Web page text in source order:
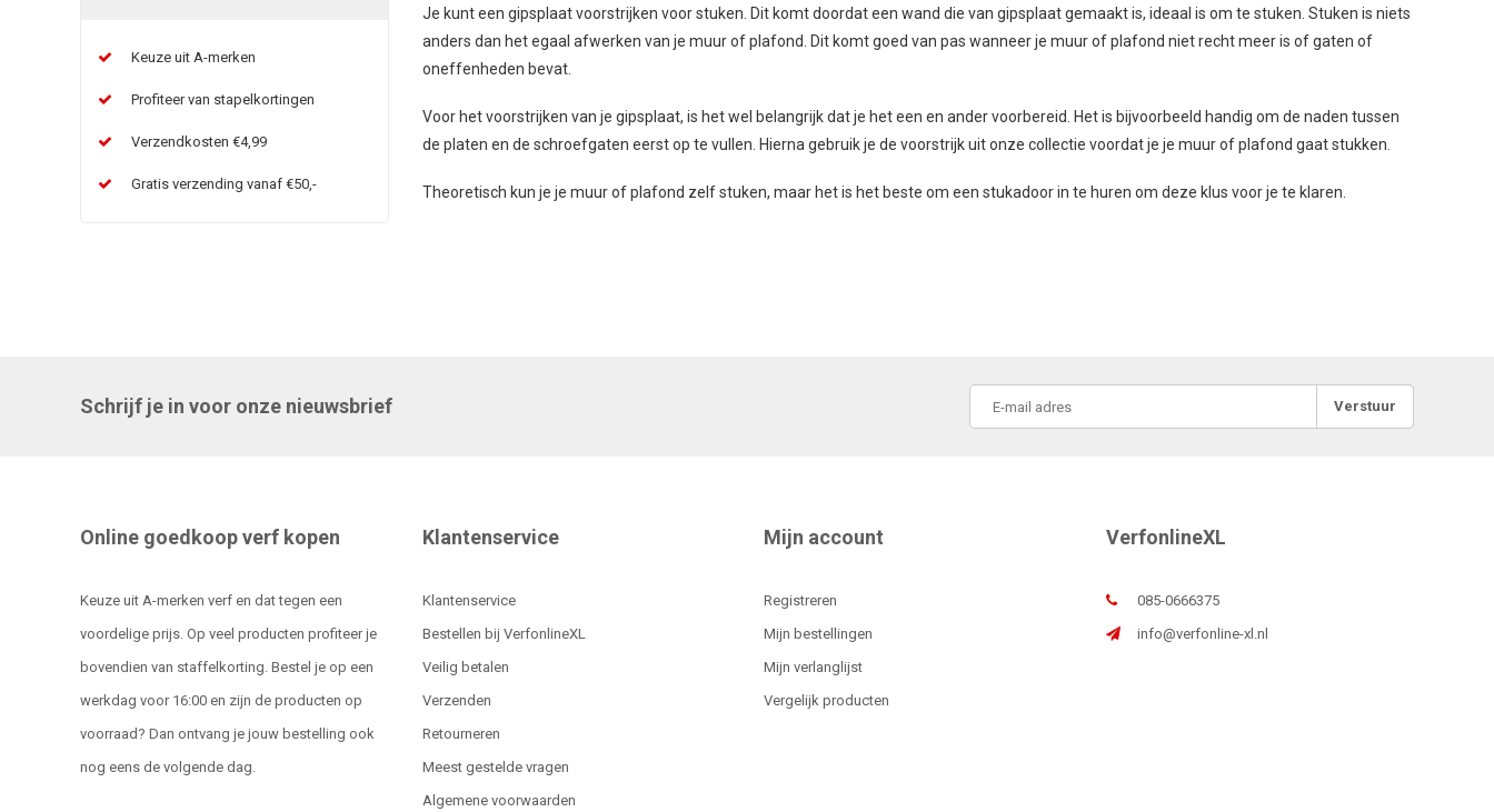
Keuze uit A-merken
Profiteer van stapelkortingen
Verzendkosten €4,99
Gratis verzending vanaf €50,-
Je kunt een gipsplaat voorstrijken voor stuken. Dit komt doordat een wand die van gipsplaat gemaakt is, ideaal is om te stuken. Stuken is niets
anders dan het egaal afwerken van je muur of plafond. Dit komt goed van pas wanneer je muur of plafond niet recht meer is of gaten of
oneffenheden bevat.
Voor het voorstrijken van je gipsplaat, is het wel belangrijk dat je het een en ander voorbereid. Het is bijvoorbeeld handig om de naden tussen
de platen en de schroefgaten eerst op te vullen. Hierna gebruik je de voorstrijk uit onze collectie voordat je je muur of plafond gaat stukken.
Theoretisch kun je je muur of plafond zelf stuken, maar het is het beste om een stukadoor in te huren om deze klus voor je te klaren.
Schrijf je in voor onze nieuwsbrief Verstuur
Online goedkoop verf kopen
Keuze uit A-merken verf en dat tegen een
voordelige prijs. Op veel producten profiteer je
bovendien van staffelkorting. Bestel je op een
werkdag voor 16:00 en zijn de producten op
voorraad? Dan ontvang je jouw bestelling ook
nog eens de volgende dag.
Klantenservice
Klantenservice
Bestellen bij VerfonlineXL
Veilig betalen
Verzenden
Retourneren
Meest gestelde vragen
Algemene voorwaarden
Mijn account
Registreren
Mijn bestellingen
Mijn verlanglijst
Vergelijk producten
VerfonlineXL
085-0666375
info@verfonline-xl.nl